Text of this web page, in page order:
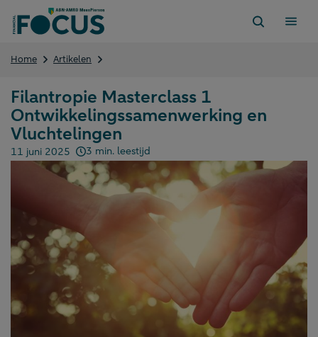
naar
Home Artikelen
Ontwikkelingssamenwerking
en
Vluchtelingen
Filantropie Masterclass 1
Ontwikkelingssamenwerking en
Vluchtelingen
Gepubliceerd op:
11 juni 2025 3 min. leestijd